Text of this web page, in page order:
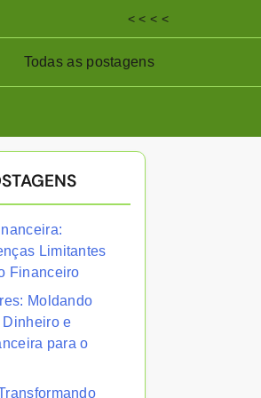
< < < <
Todas as postagens
Limitantes
Financeiro
Moldando
e
para o